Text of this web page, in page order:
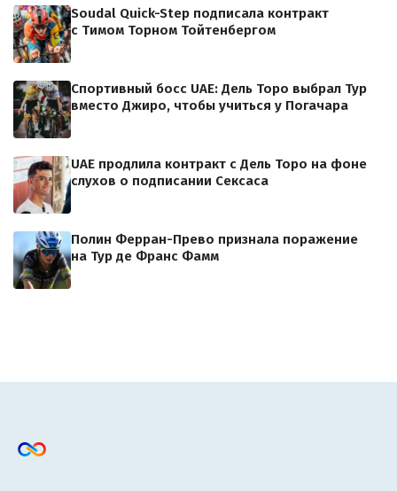
Soudal Quick-Step подписала контракт
с Тимом Торном Тойтенбергом
Спортивный босс UAE: Дель Торо выбрал Тур
вместо Джиро, чтобы учиться у Погачара
UAE продлила контракт с Дель Торо на фоне
слухов о подписании Сексаса
Полин Ферран-Прево признала поражение
на Тур де Франс Фамм